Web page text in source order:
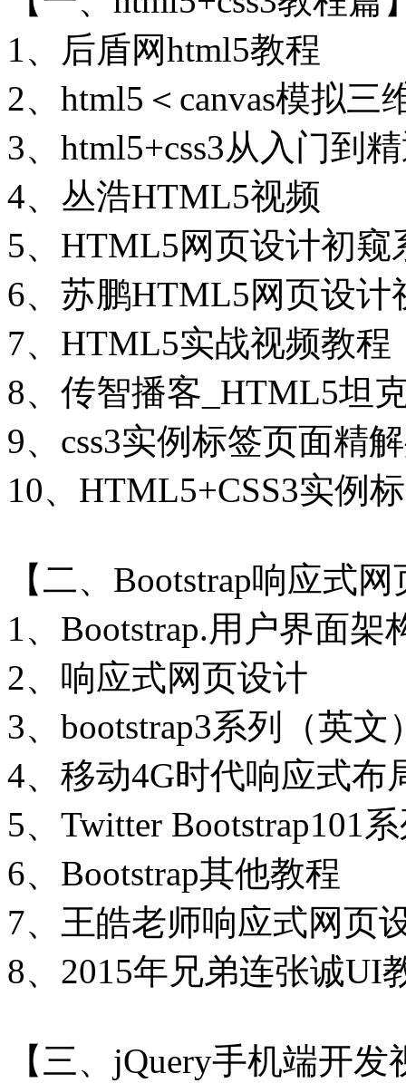
1、后盾网html5教程
2、html5＜canvas模拟三
3、html5+css3从入门到
4、丛浩HTML5视频
5、HTML5网页设计初窥
6、苏鹏HTML5网页设计
7、HTML5实战视频教程
8、传智播客_HTML5坦
9、css3实例标签页面精
10、HTML5+CSS3实例
【二、Bootstrap响应式
1、Bootstrap.用户界面架
2、响应式网页设计
3、bootstrap3系列（英文
4、移动4G时代响应式布
5、Twitter Bootstrap101
6、Bootstrap其他教程
7、王皓老师响应式网页
8、2015年兄弟连张诚UI
【三、jQuery手机端开